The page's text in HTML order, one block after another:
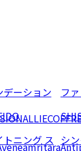
デーション
トニング ス
フ
シ
ALLIE
amritara